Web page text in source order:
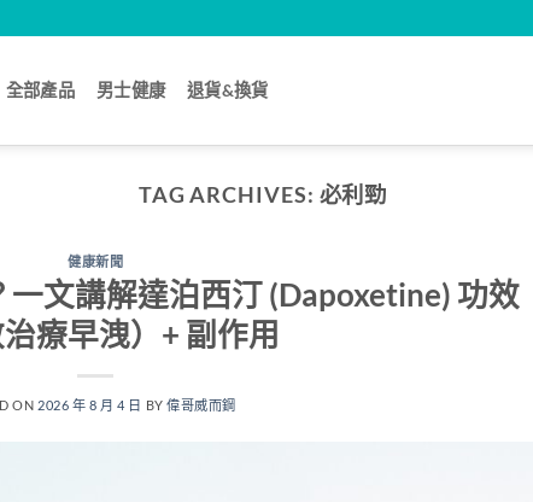
全部產品 男士健康 退貨&換貨
TAG ARCHIVES: 必利勁
健康新聞
文講解達泊西汀 (Dapoxetine) 功效
治療早洩）+ 副作用
ON 2026 年 8 月 4 日 BY偉哥威而鋼